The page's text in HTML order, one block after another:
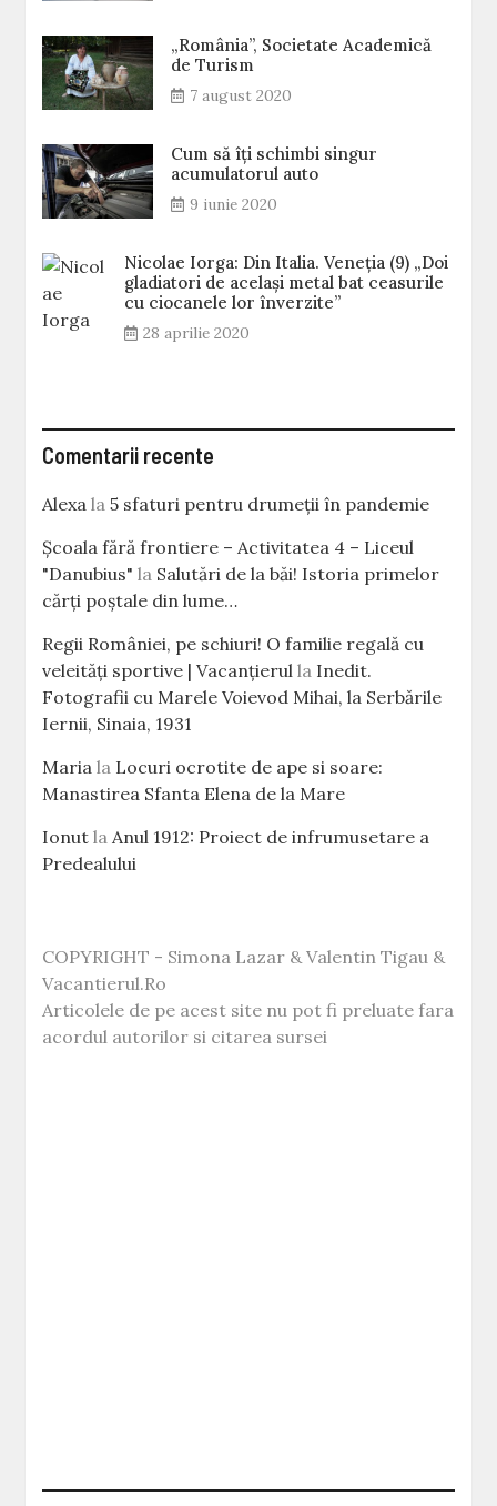
„România”, Societate Academică
de Turism
7 august 2020
Cum să îți schimbi singur
acumulatorul auto
9 iunie 2020
Nicolae Iorga: Din Italia. Veneţia (9) „Doi
gladiatori de același metal bat ceasurile
cu ciocanele lor înverzite”
28 aprilie 2020
Comentarii recente
Alexa la5 sfaturi pentru drumeții în pandemie
Școala fără frontiere – Activitatea 4 – Liceul
"Danubius" la Salutări de la băi! Istoria primelor
cărţi poştale din lume…
Regii României, pe schiuri! O familie regală cu
veleităţi sportive | Vacanțierul la Inedit.
Fotografii cu Marele Voievod Mihai, la Serbările
Iernii, Sinaia, 1931
Maria la Locuri ocrotite de ape si soare:
Manastirea Sfanta Elena de la Mare
Ionut la Anul 1912: Proiect de infrumusetare a
Predealului
COPYRIGHT - Simona Lazar & Valentin Tigau &
Vacantierul.Ro
Articolele de pe acest site nu pot fi preluate fara
acordul autorilor si citarea sursei